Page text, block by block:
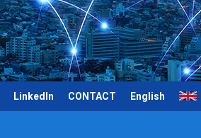
LinkedIn CONTACT English